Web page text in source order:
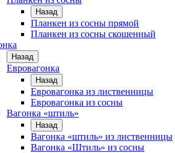
Назад
Планкен из сосны прямой
Планкен из сосны скошенный
Назад
Евровагонка
Назад
Евровагонка из лиственницы
Евровагонка из сосны
Вагонка «штиль»
Назад
Вагонка «штиль» из лиственницы
Вагонка «Штиль» из сосны